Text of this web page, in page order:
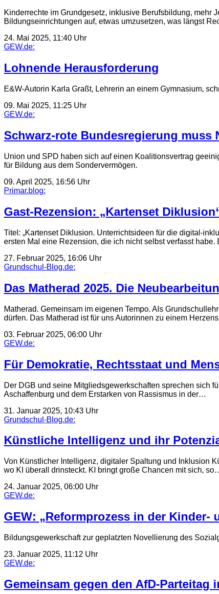
Kinderrechte im Grundgesetz, inklusive Berufsbildung, mehr
Bildungseinrichtungen auf, etwas umzusetzen, was längst
24. Mai 2025, 11:40 Uhr
GEW.de:
Lohnende Herausforderung
E&W-Autorin Karla Graßt, Lehrerin an einem Gymnasium,
09. Mai 2025, 11:25 Uhr
GEW.de:
Schwarz-rote Bundesregierung
Union und SPD haben sich auf einen Koalitionsvertrag
für Bildung aus dem Sondervermögen.
09. April 2025, 16:56 Uhr
Primar.blog:
Gast-Rezension: „Kartenset
Titel: „Kartenset Diklusion. Unterrichtsideen für die digital-
ersten Mal eine Rezension, die ich nicht selbst verfasst
27. Februar 2025, 16:06 Uhr
Grundschul-Blog.de:
Das Matherad 2025. Die
Matherad. Gemeinsam im eigenen Tempo. Als
dürfen. Das Matherad ist für uns Autorinnen zu einem
03. Februar 2025, 06:00 Uhr
GEW.de:
Für Demokratie, Rechtsstaat und
Der DGB und seine Mitgliedsgewerkschaften sprechen sich
Aschaffenburg und dem Erstarken von Rassismus in der…
31. Januar 2025, 10:43 Uhr
Grundschul-Blog.de:
Künstliche Intelligenz und ihr
Von Künstlicher Intelligenz, digitaler Spaltung und Inklusion
wo KI überall drinsteckt. KI bringt große Chancen mit sich,
24. Januar 2025, 06:00 Uhr
GEW.de:
GEW: „Reformprozess in der
Bildungsgewerkschaft zur geplatzten Novellierung des
23. Januar 2025, 11:12 Uhr
GEW.de:
Gemeinsam gegen den AfD-Parteitag